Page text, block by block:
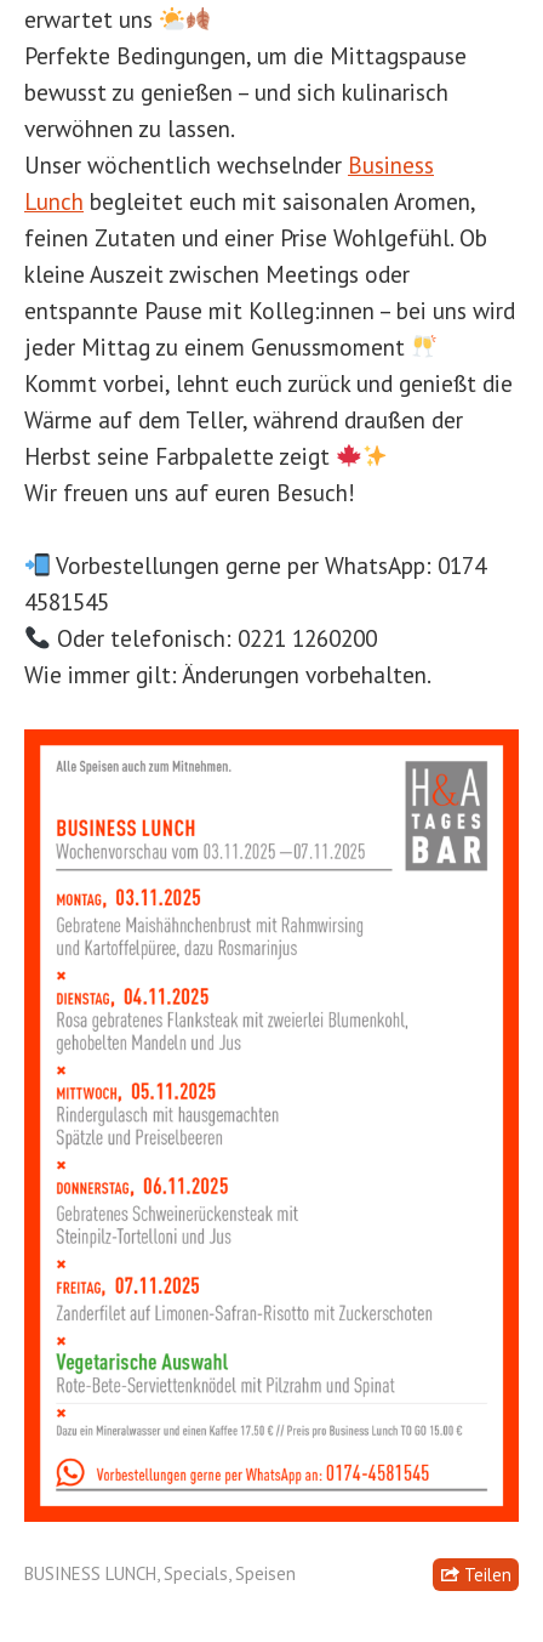
erwartet uns
Perfekte Bedingungen, um die Mittagspause
bewusst zu genießen – und sich kulinarisch
verwöhnen zu lassen.
Unser wöchentlich wechselnder Business
Lunch begleitet euch mit saisonalen Aromen,
feinen Zutaten und einer Prise Wohlgefühl. Ob
kleine Auszeit zwischen Meetings oder
entspannte Pause mit Kolleg:innen – bei uns wird
jeder Mittag zu einem Genussmoment
Kommt vorbei, lehnt euch zurück und genießt die
Wärme auf dem Teller, während draußen der
Herbst seine Farbpalette zeigt
Wir freuen uns auf euren Besuch!
Vorbestellungen gerne per WhatsApp: 0174
4581545
Oder telefonisch: 0221 1260200
Wie immer gilt: Änderungen vorbehalten.
BUSINESS LUNCH, Specials, Speisen Teilen